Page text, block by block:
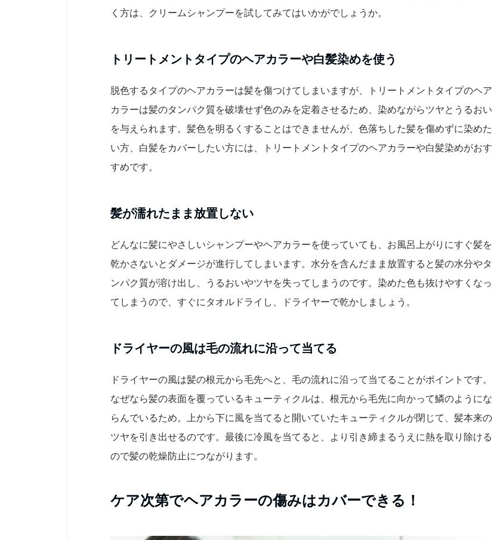
く方は、クリームシャンプーを試してみてはいかがでしょうか。
トリートメントタイプのヘアカラーや白髪染めを使う
脱色するタイプのヘアカラーは髪を傷つけてしまいますが、トリートメントタイプのヘア
カラーは髪のタンパク質を破壊せず色のみを定着させるため、染めながらツヤとうるおい
を与えられます。髪色を明るくすることはできませんが、色落ちした髪を傷めずに染めた
い方、白髪をカバーしたい方には、トリートメントタイプのヘアカラーや白髪染めがおす
すめです。
髪が濡れたまま放置しない
どんなに髪にやさしいシャンプーやヘアカラーを使っていても、お風呂上がりにすぐ髪を
乾かさないとダメージが進行してしまいます。水分を含んだまま放置すると髪の水分やタ
ンパク質が溶け出し、うるおいやツヤを失ってしまうのです。染めた色も抜けやすくなっ
てしまうので、すぐにタオルドライし、ドライヤーで乾かしましょう。
ドライヤーの風は毛の流れに沿って当てる
ドライヤーの風は髪の根元から毛先へと、毛の流れに沿って当てることがポイントです。
なぜなら髪の表面を覆っているキューティクルは、根元から毛先に向かって鱗のようにな
らんでいるため。上から下に風を当てると開いていたキューティクルが閉じて、髪本来の
ツヤを引き出せるのです。最後に冷風を当てると、より引き締まるうえに熱を取り除ける
ので髪の乾燥防止につながります。
ケア次第でヘアカラーの傷みはカバーできる！